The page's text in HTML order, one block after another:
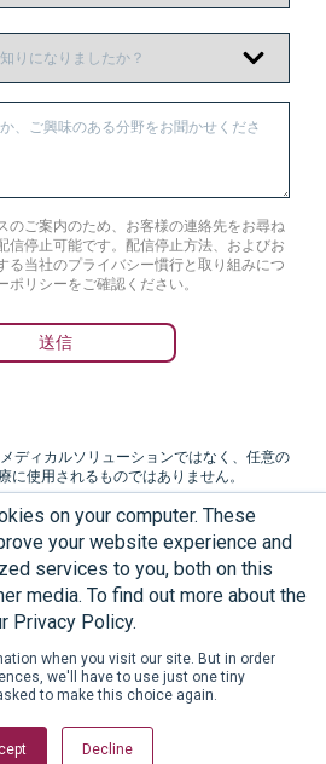
on your computer. These
your website experience and
services to you, both on this
media. To find out more about the
Privacy Policy.
when you visit our site. But in order
we'll have to use just one tiny
to make this choice again.
Decline
のご案内のため、お客様の連絡先をお尋ね
信停止可能です。配信停止方法、およびお
る当社のプライバシー慣行と取り組みにつ
リシーをご確認ください。
ディカルソリューションではなく、任意の
に使用されるものではありません。
ユーザー向け使用許諾契約
ーポリシー
限定保証